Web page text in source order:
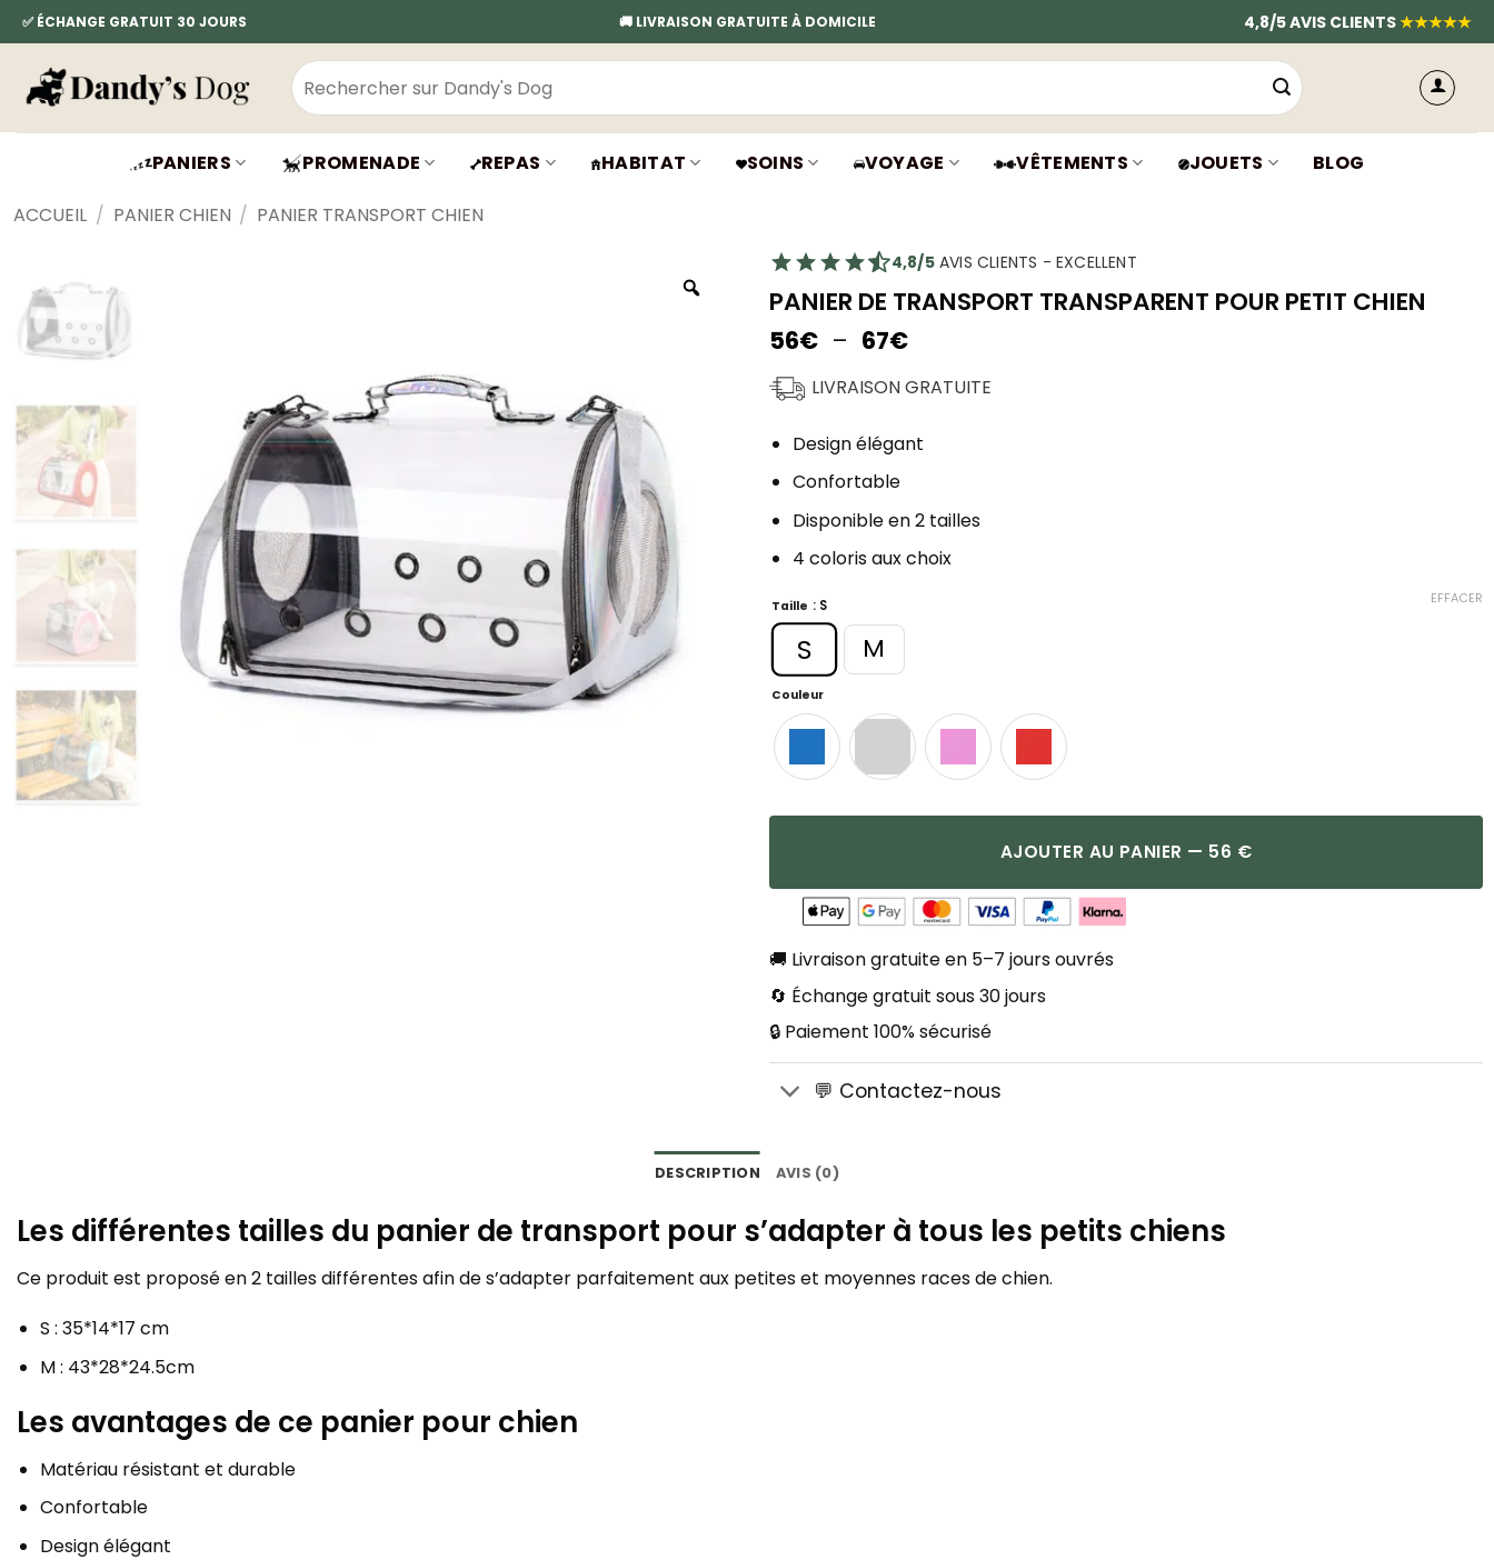
Passer
au
contenu
✅ ÉCHANGE GRATUIT 30 JOURS 🚚 LIVRAISON GRATUITE À DOMICILE 4,8/5 AVIS CLIENTS★★★★★
Recherche
pour :
PANIERS PROMENADE REPAS HABITAT SOINS VOYAGE VÊTEMENTS JOUETS BLOG
ACCUEIL / PANIER CHIEN / PANIER TRANSPORT CHIEN
4,8/5AVIS CLIENTS - EXCELLENT
PANIER DE TRANSPORT TRANSPARENT POUR PETIT CHIEN
56€ – 67€Plage
prix :
67€
LIVRAISON GRATUITE
Design élégant
Confortable
Disponible en 2 tailles
4 coloris aux choix
Taille : S
S M
Couleur
EFFACER
AJOUTER AU PANIER — 56 €
🚚 Livraison gratuite en 5–7 jours ouvrés
🔄 Échange gratuit sous 30 jours
🔒 Paiement 100% sécurisé
💬 Contactez-nous
DESCRIPTION AVIS (0)
Les différentes tailles du panier de transport pour s’adapter à tous les petits chiens
Ce produit est proposé en 2 tailles différentes afin de s’adapter parfaitement aux petites et moyennes races de chien.
S : 35*14*17 cm
M : 43*28*24.5cm
Les avantages de ce panier pour chien
Matériau résistant et durable
Confortable
Design élégant